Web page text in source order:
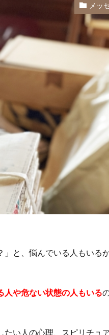
メッ
」と、悩んでいる人もいる
人や危ない状態の人もいる
い人の心理、スピリチュ